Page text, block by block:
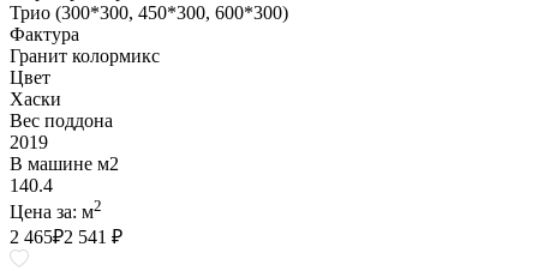
Трио (300*300, 450*300, 600*300)
Фактура
Гранит колормикс
Цвет
Хаски
Вес поддона
2019
В машине м2
140.4
Цена за: м2
2 465₽2 541 ₽